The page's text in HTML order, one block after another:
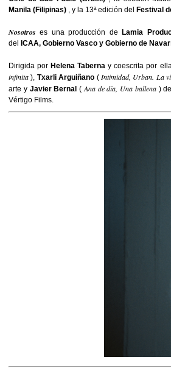
Manila (Filipinas) , y la 13ª edición del Festival
Nosotros es una producción de Lamia
del
ICAA, Gobierno Vasco y Gobierno de
Dirigida por Helena Taberna y coescrita por
infinita ), Txarli Arguiñano ( Intimidad, Urban. La
arte y Javier Bernal (Ana de día, Una ballena)
Vértigo Films.